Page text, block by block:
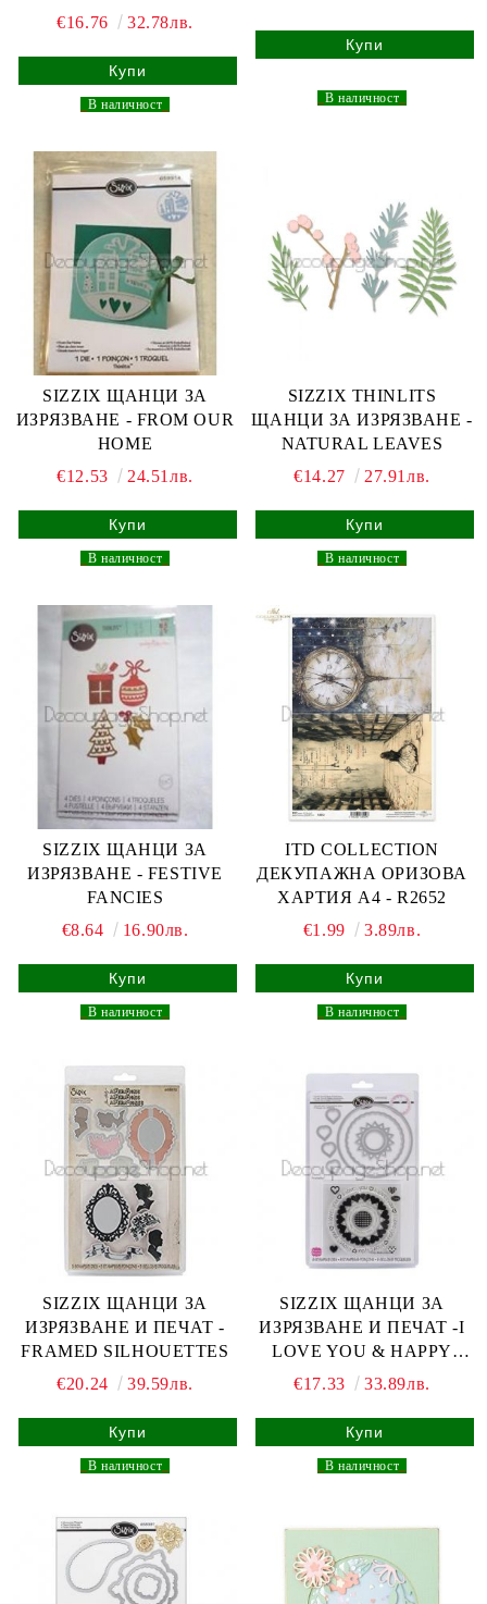
SNOWFLAKE
€16.76 32.78лв.
В наличност В наличност
SIZZIX ЩАНЦИ ЗА
ИЗРЯЗВАНЕ - FROM OUR
HOME
€12.53
24.51лв.
В наличност
SIZZIX THINLITS
ЩАНЦИ ЗА ИЗРЯЗВАНЕ -
NATURAL LEAVES
€14.27
27.91лв.
В наличност
SIZZIX ЩАНЦИ ЗА
ИЗРЯЗВАНЕ - FESTIVE
FANCIES
€8.64
16.90лв.
В наличност
ITD COLLECTION
ДЕКУПАЖНА ОРИЗОВА
ХАРТИЯ А4 - R2652
€1.99
3.89лв.
В наличност
SIZZIX ЩАНЦИ ЗА
ИЗРЯЗВАНЕ И ПЕЧАТ -
FRAMED SILHOUETTES
€20.24
39.59лв.
В наличност
SIZZIX ЩАНЦИ ЗА
ИЗРЯЗВАНЕ И ПЕЧАТ -I
LOVE YOU & HAPPY
ANNIVE
€17.33 33.89лв.
В наличност